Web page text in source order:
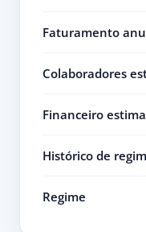
Faturamento
Colaboradores
Financeiro
Histórico de
Regime